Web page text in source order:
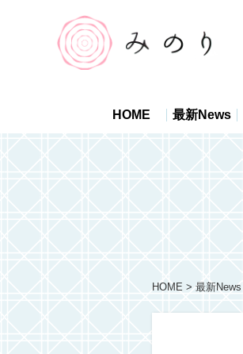
HOME 最新News
HOME 最新News